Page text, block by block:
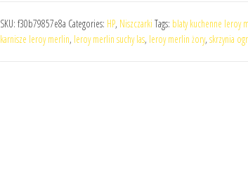
SKU: f30b79857e8a Categories: HP, Niszczarki Tags: blaty kuchenne leroy
karnisze leroy merlin, leroy merlin suchy las, leroy merlin żory, skrzynia